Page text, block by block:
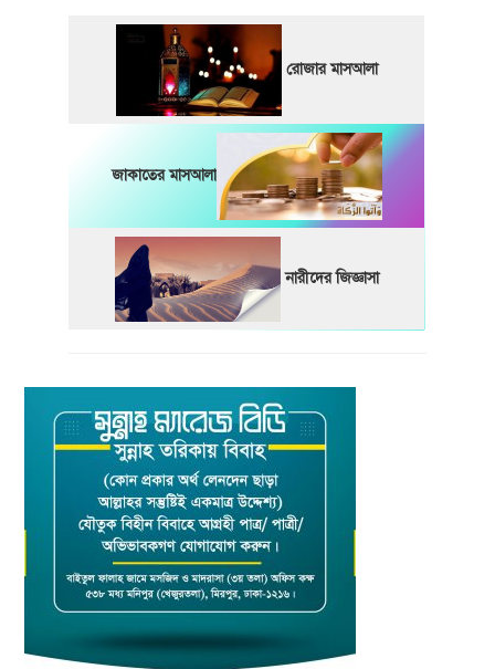
রোজার মাসআলা
জাকাতের মাসআলা
নারীদের জিজ্ঞাসা